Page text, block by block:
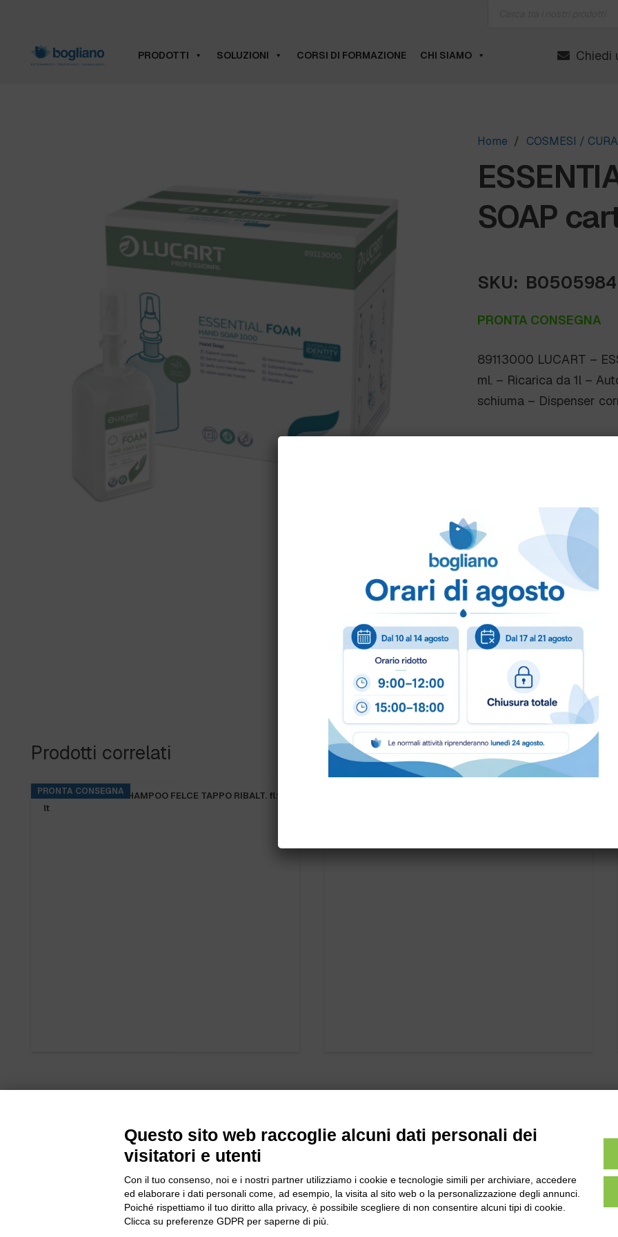
PRODOTTI SOLUZIONI CORSI DI FORMAZIONE CHI SIAMO Chiedi
Home / COSMESI /
SOAP
SKU: B0505984
PRONTA CONSEGNA
89113000 LUCART –
ml. – Ricarica da 1l –
schiuma – Dispenser
Come ordinare?
Puoi ordinare chiamando al
info@bogliano.it
Per ogni informazione
Prodotti correlati
PRONTA CONSEGNA
B.FRESH DOCCIA SHAMPOO FELCE TAPPO RIBALT. fl.1
lt
Bogliano Srl
Strada Statale 231 Alba-Bra
Borgo San Martino 44, 12060
Tel:0172-478161
Fax: 0172-487399
Questo sito web raccoglie alcuni dati personali dei
visitatori e utenti
Con il tuo consenso, noi e i nostri partner utilizziamo i cookie e tecnologie simili per archiviare, accedere
ed elaborare i dati personali come, ad esempio, la visita al sito web o la personalizzazione degli annunci.
Poiché rispettiamo il tuo diritto alla privacy, è possibile scegliere di non consentire alcuni tipi di cookie.
Clicca su preferenze GDPR per saperne di più.